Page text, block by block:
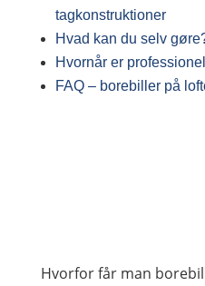
tagkonstruktioner
Hvad kan du selv
Hvornår er
FAQ – borebiller på
Hvorfor får man